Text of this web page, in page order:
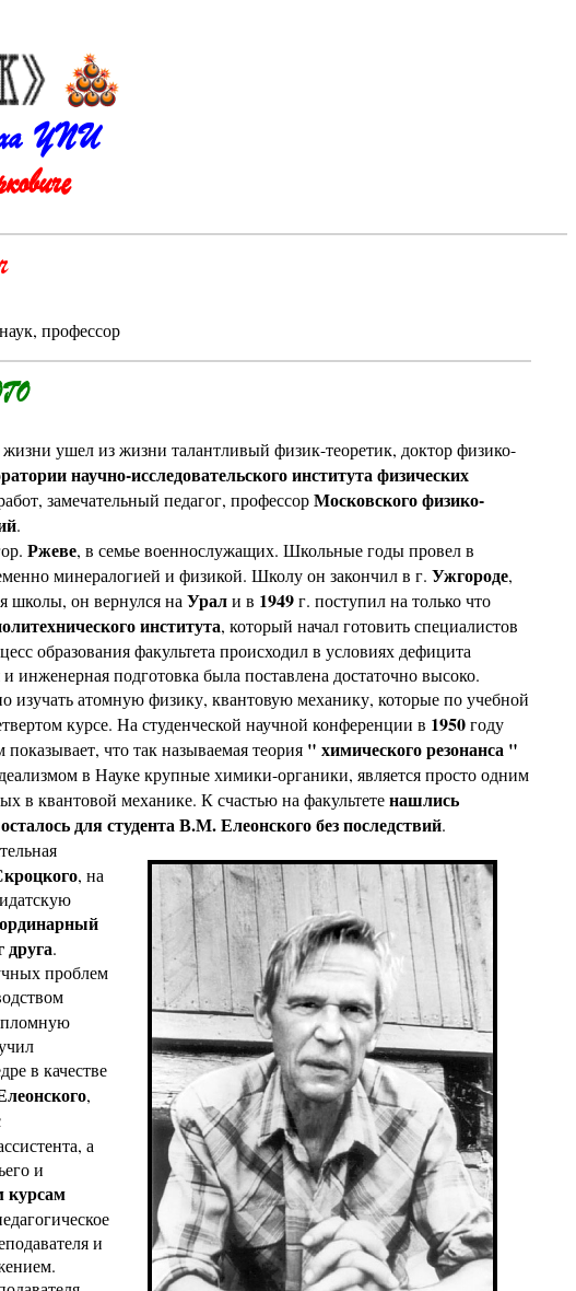
УПИ
профессор
ушел из жизни талантливый физик-теоретик, доктор физико-
научно-исследовательского института физических
замечательный педагог, профессорМосковского физико-
.
Ржеве, в семье военнослужащих. Школьные годы провел в
минералогией и физикой. Школу он закончил в г. Ужгороде,
школы, он вернулся на Урали в 1949г. поступил на только что
института, который начал готовить специалистов
образования факультета происходил в условиях дефицита
инженерная подготовка была поставлена достаточно высоко.
изучать атомную физику, квантовую механику, которые по учебной
курсе. На студенческой научной конференции в 1950году
что так называемая теория " химического резонанса "
в Науке крупные химики-органики, является просто одним
в квантовой механике. К счастью на факультетенашлись
для студента В.М. Елеонского без последствий.
, на
.
проблем
в качестве
,
а
и
курсам
и